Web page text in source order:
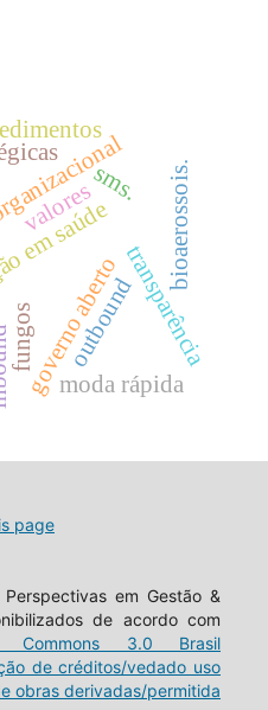
saúdetransparência
governo aberto
sms.
fungos
bioaerossois.
valores
moda rápida
outbound
em Gestão &
de acordo com
Commons 3.0 Brasil
de créditos/vedado uso
obras derivadas/permitida